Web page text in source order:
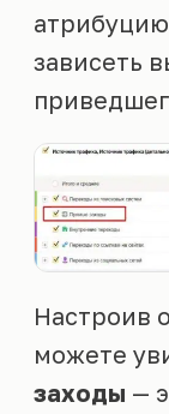
зависеть
Настроив
можете
заходы —